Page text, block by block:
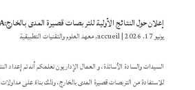
إعلان حول النتائج الأولية للتربصات قصيرة المدى بالخارج:ISTA
يونيو 17, 2026 |
accueil
,معهد العلوم والتقنيات التطبيقية
السيدات والسادة الأساتذة، و العمال الإداريون نعلمكم أنه تم إعداد
للاستفادة من التربصات قصيرة المدى بالخارج، وذلك بناءً على